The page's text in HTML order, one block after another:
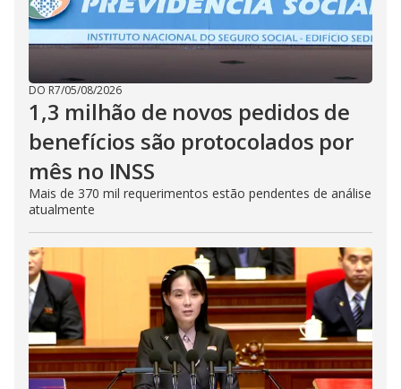
DO R7/05/08/2026
1,3 milhão de novos pedidos de
benefícios são protocolados por
mês no INSS
Mais de 370 mil requerimentos estão pendentes de análise
atualmente